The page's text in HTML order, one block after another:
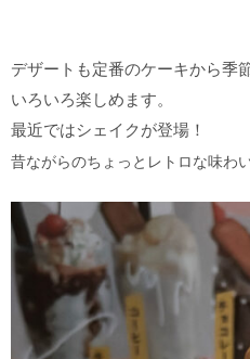
デザートも定番のケーキから季
いろいろ楽しめます。
最近ではシェイクが登場！
昔ながらのちょっとレトロな味わ